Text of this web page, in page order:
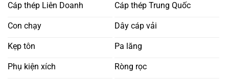
Cáp thép Liên Doanh Cáp thép Trung Quốc
Con chạy Dây cáp vải
Kẹp tôn Pa lăng
Phụ kiện xích Ròng rọc